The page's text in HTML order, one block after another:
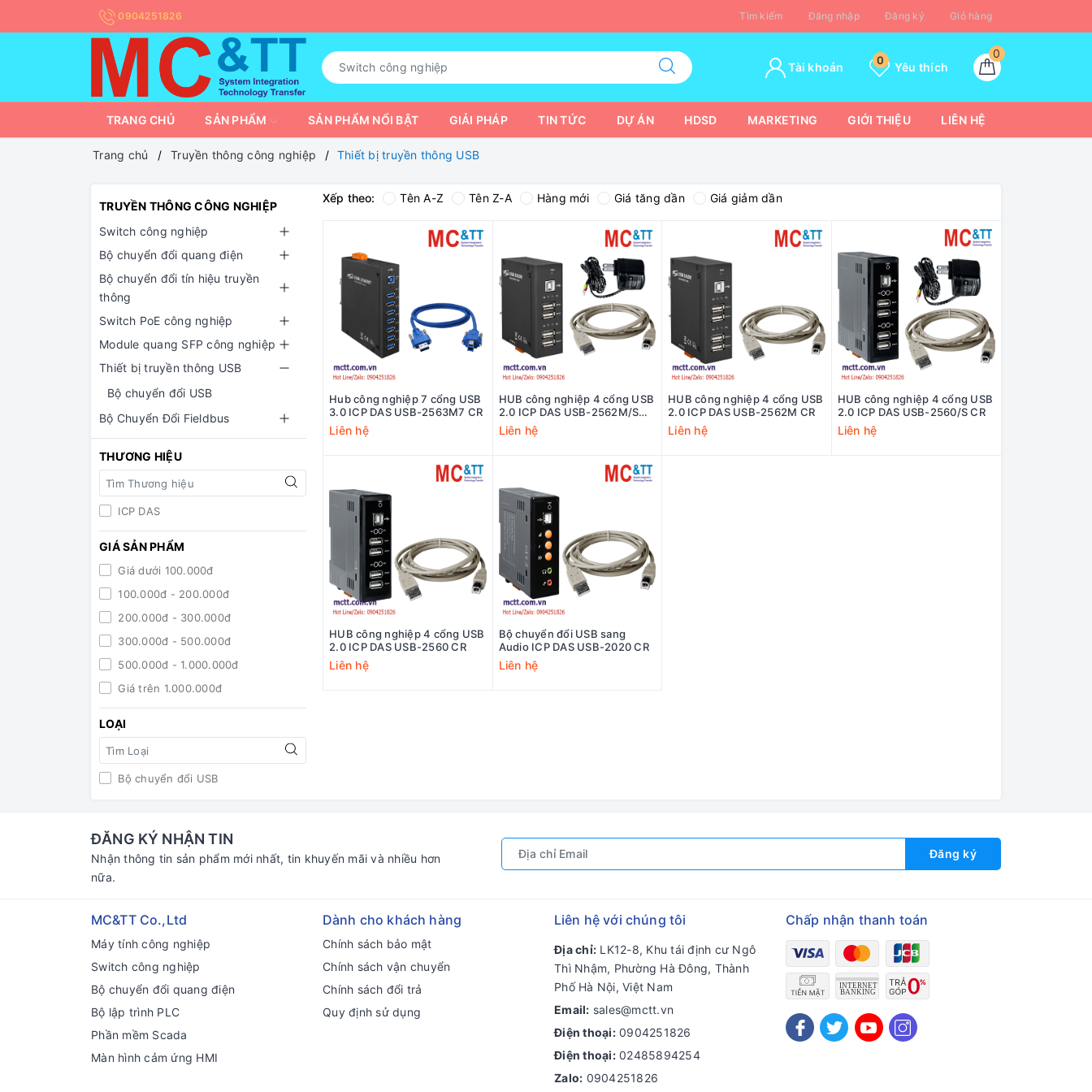
0904251826 Tìm kiếm Đăng nhập Đăng ký Giỏ hàng
0
Yêu thích
0
Tài khoản
TRANG CHỦ SẢN PHẨM SẢN PHẨM NỔI BẬT GIẢI PHÁP TIN TỨC DỰ ÁN HDSD MARKETING GIỚI THIỆU LIÊN HỆ
Trang chủ Truyền thông công nghiệp Thiết bị truyền thông USB
TRUYỀN THÔNG CÔNG NGHIỆP
Switch công nghiệp
Bộ chuyển đổi quang điện
Bộ chuyển đổi tín hiệu truyền
thông
Switch PoE công nghiệp
Module quang SFP công nghiệp
Thiết bị truyền thông USB
Bộ chuyển đổi USB
Bộ Chuyển Đổi Fieldbus
THƯƠNG HIỆU
ICP DAS
GIÁ SẢN PHẨM
Giá dưới 100.000đ
100.000đ - 200.000đ
200.000đ - 300.000đ
300.000đ - 500.000đ
500.000đ - 1.000.000đ
Giá trên 1.000.000đ
LOẠI
Bộ chuyển đổi USB
Xếp theo: Tên A-Z Tên Z-A Hàng mới Giá tăng dần Giá giảm dần
Hub công nghiệp 7 cổng USB
3.0 ICP DAS USB-2563M7 CR
Liên hệ
HUB công nghiệp 4 cổng USB
2.0 ICP DAS USB-2562M/S
CR
Liên hệ
HUB công nghiệp 4 cổng USB
2.0 ICP DAS USB-2562M CR
Liên hệ
HUB công nghiệp 4 cổng USB
2.0 ICP DAS USB-2560/S CR
Liên hệ
HUB công nghiệp 4 cổng USB
2.0 ICP DAS USB-2560 CR
Liên hệ
Bộ chuyển đổi USB sang
Audio ICP DAS USB-2020 CR
Liên hệ
ĐĂNG KÝ NHẬN TIN
Nhận thông tin sản phẩm mới nhất, tin khuyến mãi và nhiều hơn
nữa.
Đăng ký
MC&TT Co.,Ltd
Máy tính công nghiệp
Switch công nghiệp
Bộ chuyển đổi quang điện
Bộ lập trình PLC
Phần mềm Scada
Màn hình cảm ứng HMI
Dành cho khách hàng
Chính sách bảo mật
Chính sách vận chuyển
Chính sách đổi trả
Quy định sử dụng
Liên hệ với chúng tôi
Địa chỉ: LK12-8, Khu tái định cư Ngô
Thì Nhậm, Phường Hà Đông, Thành
Phố Hà Nội, Việt Nam
Email: sales@mctt.vn
Điện thoại: 0904251826
Điện thoại: 02485894254
Zalo: 0904251826
Chấp nhận thanh toán